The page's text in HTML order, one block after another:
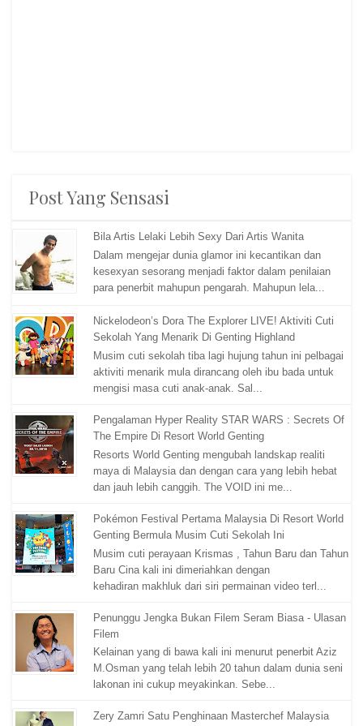
Post Yang Sensasi
Bila Artis Lelaki Lebih Sexy Dari Artis Wanita
Dalam mengejar dunia glamor ini kecantikan dan
kesexyan sesorang menjadi faktor dalam penilaian
para penerbit mahupun pengarah. Mahupun lela...
Nickelodeon’s Dora The Explorer LIVE! Aktiviti Cuti
Sekolah Yang Menarik Di Genting Highland
Musim cuti sekolah tiba lagi hujung tahun ini pelbagai
aktiviti menarik mula dirancang oleh ibu bada untuk
mengisi masa cuti anak-anak. Sal...
Pengalaman Hyper Reality STAR WARS : Secrets Of
The Empire Di Resort World Genting
Resorts World Genting mengubah landskap realiti
maya di Malaysia dan dengan cara yang lebih hebat
dan jauh lebih canggih. The VOID ini me...
Pokémon Festival Pertama Malaysia Di Resort World
Genting Bermula Musim Cuti Sekolah Ini
Musim cuti perayaan Krismas , Tahun Baru dan Tahun
Baru Cina kali ini dimeriahkan dengan
kehadiran makhluk dari siri permainan video terl...
Penunggu Jengka Bukan Filem Seram Biasa - Ulasan
Filem
Kelainan yang di bawa kali ini menurut penerbit Aziz
M.Osman yang telah lebih 20 tahun dalam dunia seni
lakonan ini cukup meyakinkan. Sebe...
Zery Zamri Satu Penghinaan Masterchef Malaysia